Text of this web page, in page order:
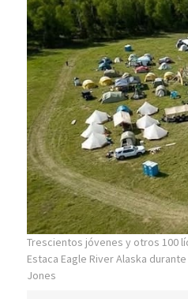
Trescientos jóvenes y otros 100
Estaca Eagle River Alaska
Jones